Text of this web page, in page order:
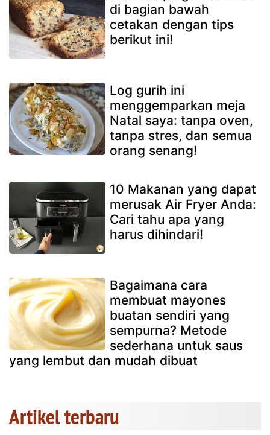
di bagian bawah
cetakan dengan tips
berikut ini!
Log gurih ini
menggemparkan meja
Natal saya: tanpa oven,
tanpa stres, dan semua
orang senang!
10 Makanan yang dapat
merusak Air Fryer Anda:
Cari tahu apa yang
harus dihindari!
Bagaimana cara
membuat mayones
buatan sendiri yang
sempurna? Metode
sederhana untuk saus
yang lembut dan mudah dibuat
Artikel terbaru